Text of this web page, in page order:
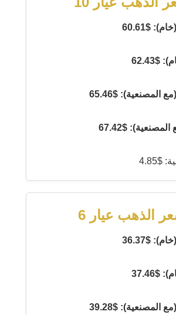
$60.61
المصنعية): $65.46
$67.42
$4.85
الذهب عيار 6
$36.37
المصنعية): $39.28